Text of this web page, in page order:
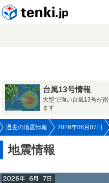
台風13号情報
大型で強い台風13号が
ます
過去の地震情報 2026年06月07日
地震情報